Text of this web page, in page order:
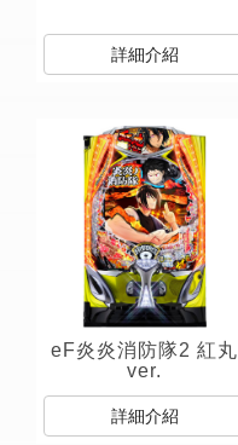
詳細介紹
eF炎炎消防隊2 紅丸
ver.
詳細介紹